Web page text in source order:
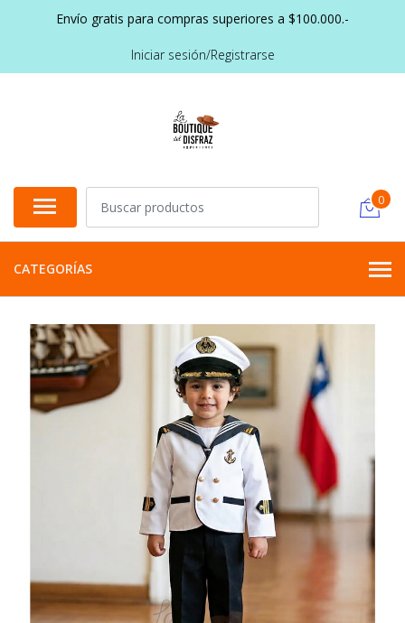
Envío gratis para compras superiores a $100.000.-
Iniciar sesión/Registrarse
0
CATEGORÍAS